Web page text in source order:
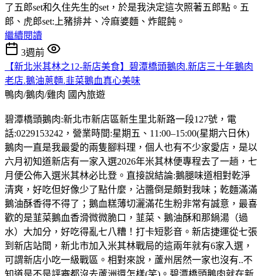
了五郎set和久住先生的set，於是我決定這次照著五郎點。五
郎、虎郎set:上豬排丼、冷麻婆麵、炸餛飩。
繼續閱讀
3週前
【新北米其林之12-新店美食】碧潭橋頭鵝肉.新店三十年鵝肉
老店.鵝油蔥麵.韭菜鵝血真心美味
鴨肉/鵝肉/雞肉 國內旅遊
碧潭橋頭鵝肉:新北市新店區新生里北新路一段127號，電
話:0229153242，營業時間:星期五、11:00–15:00(星期六日休)
鵝肉一直是我最愛的兩隻腳料理，個人也有不少家愛店，是以
六月初知道新店有一家入選2026年米其林便專程去了一趟，七
月便公佈入選米其林必比登。直接說結論:鵝腿味道相對乾淨
清爽，好吃但好像少了點什麼，沾醬倒是頗對我味；乾麵滿滿
鵝油酥香得不得了；鵝血糕薄切灑滿花生粉非常有誠意，最喜
歡的是韮菜鵝血香滑微微脆口，韮菜、鵝油酥和那鍋湯（過
水）大加分，好吃得亂七八糟！打卡短影音。新店捷運從七張
到新店站間，新北市加入米其林戰局的這兩年就有6家入選，
可謂新店小吃一級戰區。相對來說，蘆州居然一家也沒有..不
知道是不是評審都沒去蘆洲還怎樣(笑)。碧潭橋頭鵝肉就在新